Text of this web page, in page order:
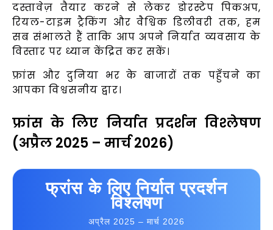
दस्तावेज़ तैयार करने से लेकर डोरस्टेप पिकअप,
रियल-टाइम ट्रैकिंग और वैश्विक डिलीवरी तक, हम
सब संभालते हैं ताकि आप अपने निर्यात व्यवसाय के
विस्तार पर ध्यान केंद्रित कर सकें।
फ्रांस और दुनिया भर के बाजारों तक पहुँचने का
आपका विश्वसनीय द्वार।
फ्रांस के लिए निर्यात प्रदर्शन विश्लेषण
(अप्रैल 2025 – मार्च 2026)
फ्रांस के लिए निर्यात प्रदर्शन
विश्लेषण
अप्रैल 2025 – मार्च 2026